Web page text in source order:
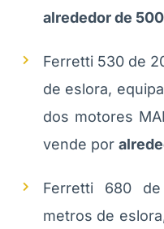
alrededor de
Ferretti 530 de
de eslora,
dos motores
vende por
Ferretti 680
metros de